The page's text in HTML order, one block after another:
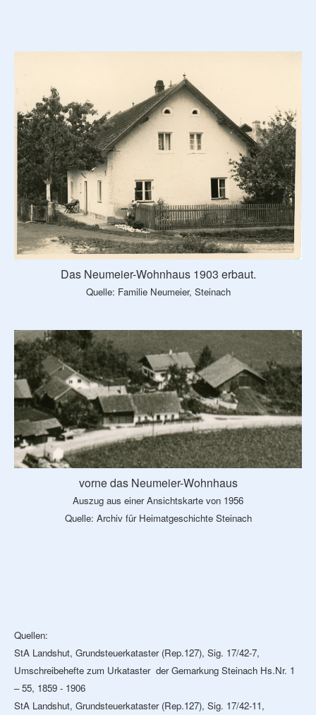
Das Neumeier-Wohnhaus 1903 erbaut.
Quelle: Familie Neumeier, Steinach
vorne das Neumeier-Wohnhaus
Auszug aus einer Ansichtskarte von 1956
Quelle: Archiv für Heimatgeschichte Steinach
Quellen:
StA Landshut, Grundsteuerkataster (Rep.127), Sig. 17/42-7,
Umschreibehefte zum Urkataster der Gemarkung Steinach Hs.Nr. 1
– 55, 1859 - 1906
StA Landshut, Grundsteuerkataster (Rep.127), Sig. 17/42-11,